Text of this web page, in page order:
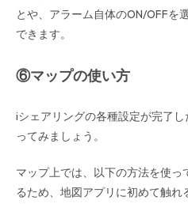
とや、アラーム自体のON/OFFを
できます。
⑥マップの使い方
iシェアリングの各種設定が完了
ってみましょう。
マップ上では、以下の方法を使っ
るため、地図アプリに初めて触れ